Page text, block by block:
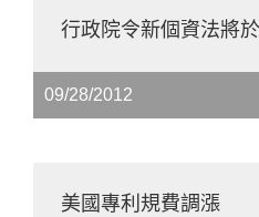
行政院令新個資法將
09/28/2012
美國專利規費調漲